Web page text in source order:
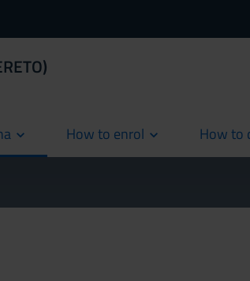
How to enrol How to
current